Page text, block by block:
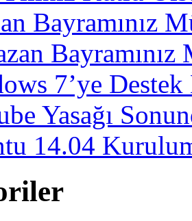
Bayramınız
7’ye
Yasağı
14.04